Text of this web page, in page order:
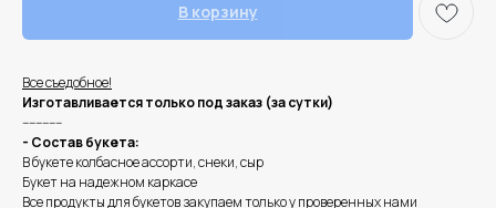
В корзину
Все съедобное!
Изготавливается только под заказ (за сутки)
------------
- Состав букета:
В букете колбасное ассорти, снеки, сыр
Букет на надежном каркасе
Все продукты для букетов закупаем только у проверенных нами